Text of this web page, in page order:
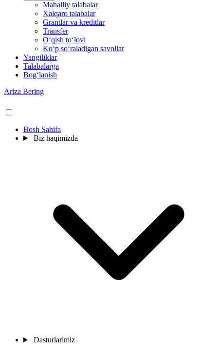
Mahalliy talabalar
Xalqaro talabalar
Grantlar va kreditlar
Transfer
O‘qish to‘lovi
Ko‘p so‘raladigan savollar
Yangiliklar
Talabalarga
Bog‘lanish
Ariza Bering
Bosh Sahifa
Biz haqimizda
Dasturlarimiz